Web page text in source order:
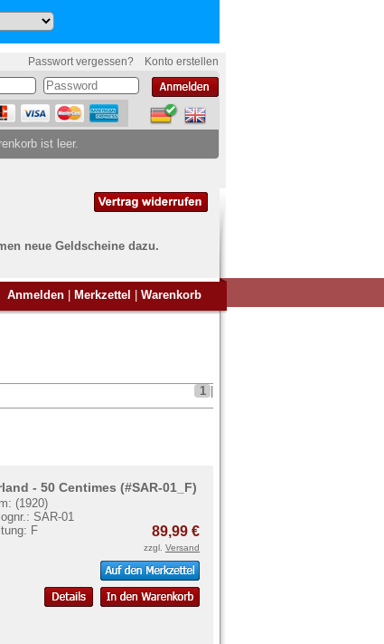
Passwort vergessen? Konto erstellen
ist leer.
neue Geldscheine dazu.
Sie Banknoten
Anmelden Merkzettel Warenkorb
1
- 50 Centimes (#SAR-01_F)
(1920)
SAR-01
F
89,99 €
zzgl. Versand